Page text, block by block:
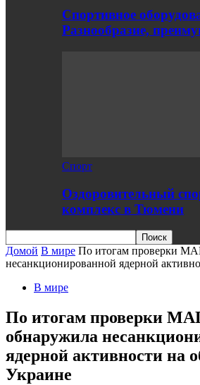
Спортивное
Разнообразие,
Спорт
Оздоровительный
комплекс в Тюмени
Домой В мире По итогам проверки
несанкционированной ядерной
В мире
По итогам проверки
обнаружила
ядерной активности на
Украине